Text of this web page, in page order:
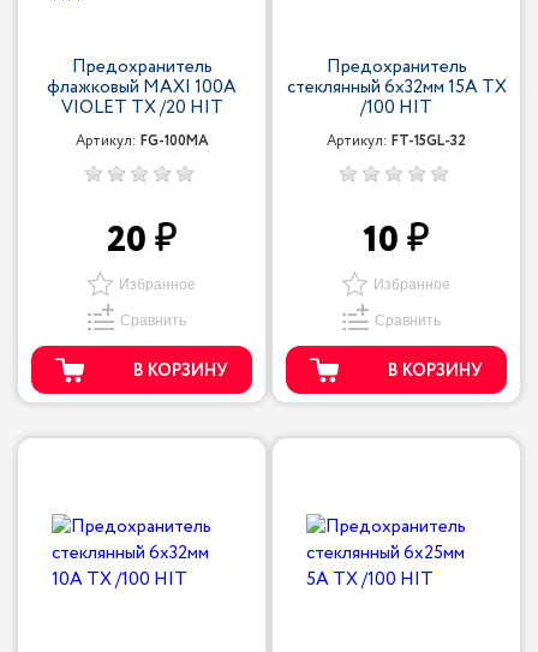
Предохранитель
флажковый MAXI 100A
VIOLET TX /20 HIT
Артикул: FG-100MA
20
Избранное
Сравнить
В КОРЗИНУ
Предохранитель
стеклянный 6x32мм 15A TX
/100 HIT
Артикул: FT-15GL-32
10
Избранное
Сравнить
В КОРЗИНУ